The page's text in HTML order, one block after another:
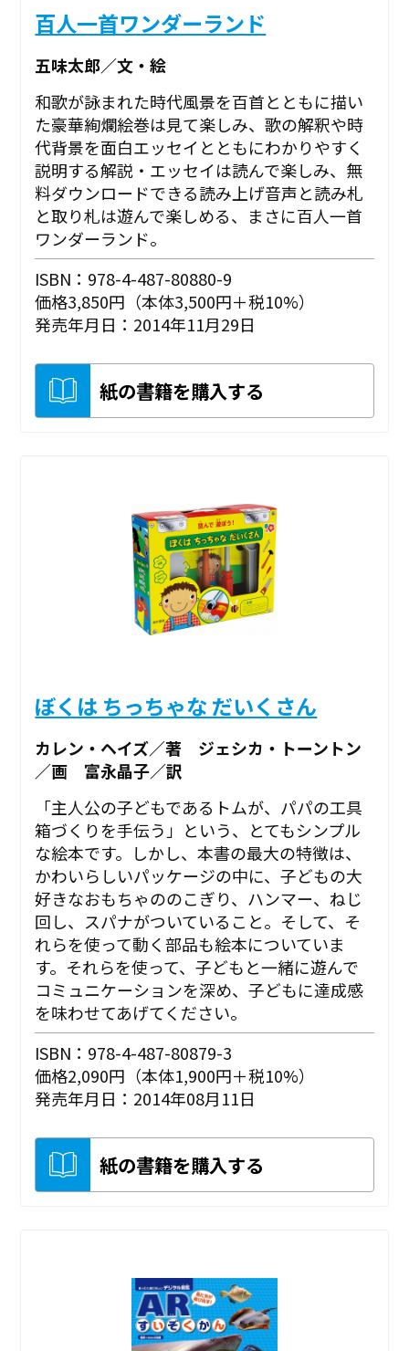
百人一首ワンダーランド
五味太郎／文・絵
和歌が詠まれた時代風景を百首とともに描い
た豪華絢爛絵巻は見て楽しみ、歌の解釈や時
代背景を面白エッセイとともにわかりやすく
説明する解説・エッセイは読んで楽しみ、無
料ダウンロードできる読み上げ音声と読み札
と取り札は遊んで楽しめる、まさに百人一首
ワンダーランド。
ISBN：978-4-487-80880-9
価格3,850円（本体3,500円＋税10%）
発売年月日：2014年11月29日
紙の書籍を購入する
ぼくは ちっちゃな だいくさん
カレン・ヘイズ／著 ジェシカ・トーントン
／画 富永晶子／訳
「主人公の子どもであるトムが、パパの工具
箱づくりを手伝う」という、とてもシンプル
な絵本です。しかし、本書の最大の特徴は、
かわいらしいパッケージの中に、子どもの大
好きなおもちゃののこぎり、ハンマー、ねじ
回し、スパナがついていること。そして、そ
れらを使って動く部品も絵本についていま
す。それらを使って、子どもと一緒に遊んで
コミュニケーションを深め、子どもに達成感
を味わせてあげてください。
ISBN：978-4-487-80879-3
価格2,090円（本体1,900円＋税10%）
発売年月日：2014年08月11日
紙の書籍を購入する